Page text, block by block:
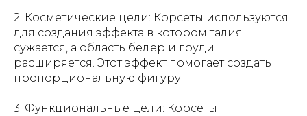
2. Косметические цели: Корсеты используются
для создания эффекта в котором талия
сужается, а область бедер и груди
расширяется. Этот эффект помогает создать
пропорциональную фигуру.
3. Функциональные цели: Корсеты